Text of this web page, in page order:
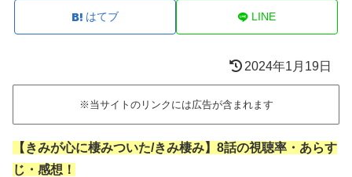
はてブ LINE
2024年1月19日
※当サイトのリンクには広告が含まれます
【きみが心に棲みついた/きみ棲み】8話の視聴率・あらす
じ・感想！